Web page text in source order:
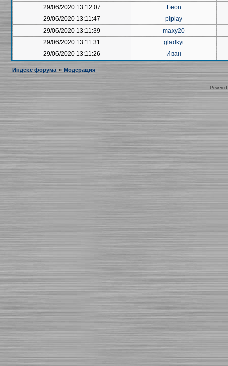
29/06/2020 13:12:07
Leon
29/06/2020 13:11:47
piplay
29/06/2020 13:11:39
maxy20
29/06/2020 13:11:31
gladkyi
29/06/2020 13:11:26
Иван
Индекс форума » Модерация